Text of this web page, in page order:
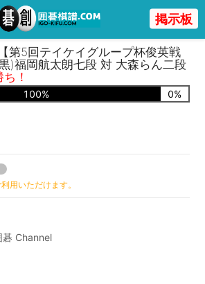
掲示板
第5回テイケイグループ杯俊英戦
)福岡航太朗七段 対 大森らん二段
！
100% 0%
用いただけます。
Channel